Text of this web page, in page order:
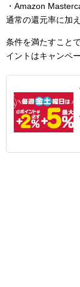
・Amazon
通常の還元率に加
条件を満たすこと
イントはキャンペ